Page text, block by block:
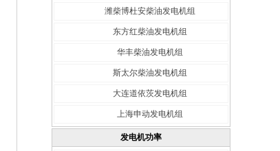
潍柴博杜安柴油发电机组
东方红柴油发电机组
华丰柴油发电机组
斯太尔柴油发电机组
大连道依茨发电机组
上海申动发电机组
发电机功率